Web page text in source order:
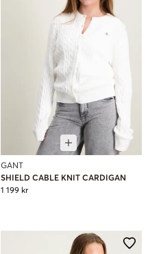
GANT
SHIELD CABLE KNIT CARDIGAN
1 199 kr